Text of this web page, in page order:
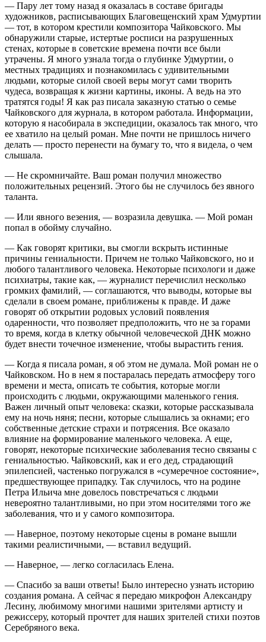
— Пару лет тому назад я оказалась в составе бригады
художников, расписывающих Благовещенский храм Удмуртии
— тот, в котором крестили композитора Чайковского. Мы
обнаружили старые, истертые росписи на разрушенных
стенах, которые в советские времена почти все были
утрачены. Я много узнала тогда о глубинке Удмуртии, о
местных традициях и познакомилась с удивительными
людьми, которые силой своей веры могут сами творить
чудеса, возвращая к жизни картины, иконы. А ведь на это
тратятся годы! Я как раз писала заказную статью о семье
Чайковского для журнала, в котором работала. Информации,
которую я насобирала в экспедиции, оказалось так много, что
ее хватило на целый роман. Мне почти не пришлось ничего
делать — просто перенести на бумагу то, что я видела, о чем
слышала.
— Не скромничайте. Ваш роман получил множество
положительных рецензий. Этого бы не случилось без явного
таланта.
— Или явного везения, — возразила девушка. — Мой роман
попал в обойму случайно.
— Как говорят критики, вы смогли вскрыть истинные
причины гениальности. Причем не только Чайковского, но и
любого талантливого человека. Некоторые психологи и даже
психиатры, такие как, — журналист перечислил несколько
громких фамилий, — соглашаются, что выводы, которые вы
сделали в своем романе, приближены к правде. И даже
говорят об открытии родовых условий появления
одаренности, что позволяет предположить, что не за горами
то время, когда в клетку обычной человеческой ДНК можно
будет внести точечное изменение, чтобы вырастить гения.
— Когда я писала роман, я об этом не думала. Мой роман не о
Чайковском. Но в нем я постаралась передать атмосферу того
времени и места, описать те события, которые могли
происходить с людьми, окружающими маленького гения.
Важен личный опыт человека: сказки, которые рассказывала
ему на ночь няня; песни, которые слышались за окнами; его
собственные детские страхи и потрясения. Все оказало
влияние на формирование маленького человека. А еще,
говорят, некоторые психические заболевания тесно связаны с
гениальностью. Чайковский, как и его дед, страдающий
эпилепсией, частенько погружался в «сумеречное состояние»,
предшествующее припадку. Так случилось, что на родине
Петра Ильича мне довелось повстречаться с людьми
невероятно талантливыми, но при этом носителями того же
заболевания, что и у самого композитора.
— Наверное, поэтому некоторые сцены в романе вышли
такими реалистичными, — вставил ведущий.
— Наверное, — легко согласилась Елена.
— Спасибо за ваши ответы! Было интересно узнать историю
создания романа. А сейчас я передаю микрофон Александру
Лесину, любимому многими нашими зрителями артисту и
режиссеру, который прочтет для наших зрителей стихи поэтов
Серебряного века.